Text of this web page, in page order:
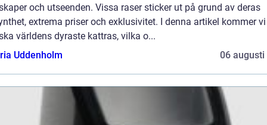
och utseenden. Vissa raser sticker ut på grund av deras
extrema priser och exklusivitet. I denna artikel kommer
världens dyraste kattras, vilka o...
Uddenholm
06 augusti